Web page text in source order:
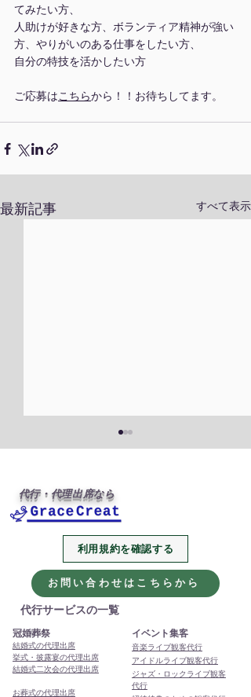
てみたい方、
人助けが好きな方、ボランティア精神が強い
方、やりがいのある仕事をしたい方、
自分の特技を活かしたい方
ご応募はこちらから！！お待ちしてます。
最新記事 すべて表示
2026年、今年も代行・代
理出席サービスをよろし
くお願いします
代行・代理出席なら
利用規約を確認する
お問い合わせはこちらから
代行サービスの一覧
冠婚葬祭
結婚式の代理出席
挙式・披露宴の代理出席
結婚式二次会の代理出席
お葬式の代理出席
イベント集客
音楽ライブ観客代行
アイドルライブ観客代行
ジャズ・ロックライブ観客
代行